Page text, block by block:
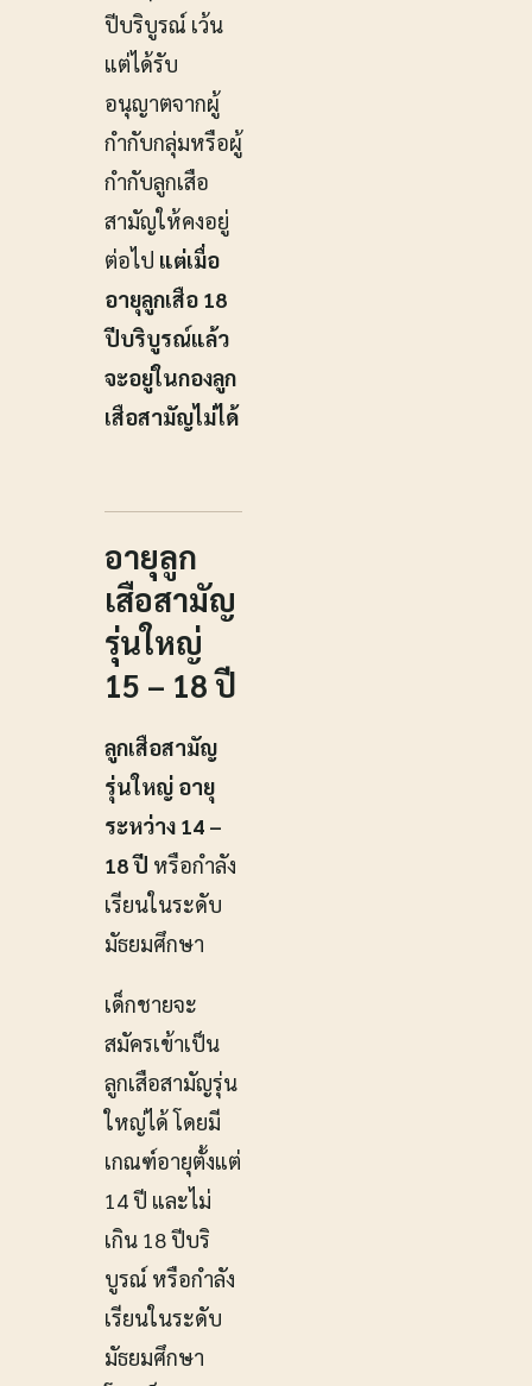
ปีบริบูรณ์ เว้น
แต่ได้รับ
อนุญาตจากผู้
กำกับกลุ่มหรือผู้
กำกับลูกเสือ
สามัญให้คงอยู่
ต่อไป แต่เมื่อ
อายุลูกเสือ 18
ปีบริบูรณ์แล้ว
จะอยู่ในกองลูก
เสือสามัญไม่ได้
อายุลูก
เสือสามัญ
รุ่นใหญ่
15 – 18 ปี
ลูกเสือสามัญ
รุ่นใหญ่ อายุ
ระหว่าง 14 –
18 ปี หรือกำลัง
เรียนในระดับ
มัธยมศึกษา
เด็กชายจะ
สมัครเข้าเป็น
ลูกเสือสามัญรุ่น
ใหญ่ได้ โดยมี
เกณฑ์อายุตั้งแต่
14 ปี และไม่
เกิน 18 ปีบริ
บูรณ์ หรือกำลัง
เรียนในระดับ
มัธยมศึกษา